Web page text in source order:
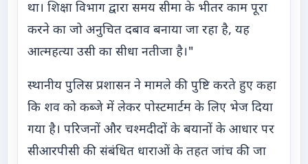
था। शिक्षा विभाग द्वारा समय सीमा के भीतर काम पूरा
करने का जो अनुचित दबाव बनाया जा रहा है, यह
आत्महत्या उसी का सीधा नतीजा है।"
स्थानीय पुलिस प्रशासन ने मामले की पुष्टि करते हुए कहा
कि शव को कब्जे में लेकर पोस्टमार्टम के लिए भेज दिया
गया है। परिजनों और चश्मदीदों के बयानों के आधार पर
सीआरपीसी की संबंधित धाराओं के तहत जांच की जा